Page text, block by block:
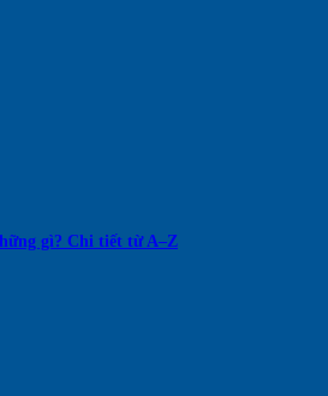
gì? Chi tiết từ A–Z